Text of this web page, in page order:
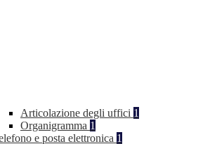
Articolazione degli uffici 1
Organigramma 1
e posta elettronica 1